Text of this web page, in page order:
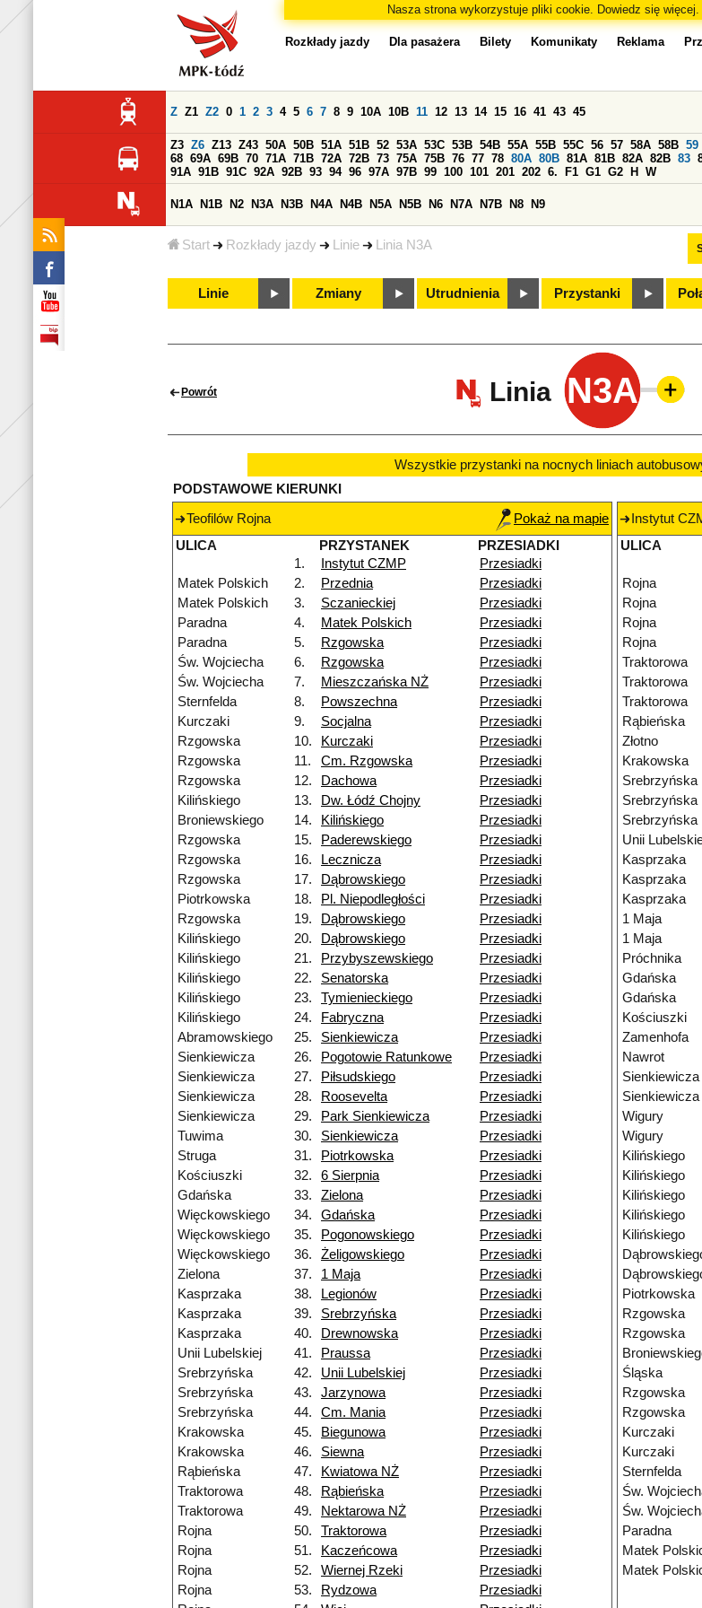
Nasza strona wykorzystuje pliki cookie. Dowiedz się więcej.
Start Rozkłady jazdy Linie Linia N3A
Rozkłady jazdy Dla pasażera Bilety Komunikaty Reklama
Z Z1 Z2 0 1 2 3 4 5 6 7 8 9 10A 10B 11 12 13 14 15 16 41 43 45
Z3 Z6 Z13 Z43 50A 50B 51A 51B 52 53A 53C 53B 54B 55A 55B 55C 56 57 58A 58B 59
68 69A 69B 70 71A 71B 72A 72B 73 75A 75B 76 77 78 80A 80B 81A 81B 82A 82B 83
91A 91B 91C 92A 92B 93 94 96 97A 97B 99 100 101 201 202 6. F1 G1 G2 H W
N1A N1B N2 N3A N3B N4A N4B N5A N5B N6 N7A N7B N8 N9
Linie Zmiany Utrudnienia Przystanki
Powrót Linia N3A
Wszystkie przystanki na nocnych liniach
PODSTAWOWE KIERUNKI
Teofilów Rojna
Pokaż na mapie
ULICA
PRZYSTANEK
PRZESIADKI
1.
Instytut CZMP
Przesiadki
Matek Polskich
2. Przednia
Przesiadki
Matek Polskich
3. Sczanieckiej
Przesiadki
Paradna
4. Matek Polskich
Przesiadki
Paradna
5. Rzgowska
Przesiadki
Św. Wojciecha
6. Rzgowska
Przesiadki
Św. Wojciecha
7. Mieszczańska NŻ
Przesiadki
Sternfelda
8. Powszechna
Przesiadki
Kurczaki
9. Socjalna
Przesiadki
Rzgowska
10. Kurczaki
Przesiadki
Rzgowska
11. Cm. Rzgowska
Przesiadki
Rzgowska
12. Dachowa
Przesiadki
Kilińskiego
13. Dw. Łódź Chojny
Przesiadki
Broniewskiego
14. Kilińskiego
Przesiadki
Rzgowska
15. Paderewskiego
Przesiadki
Rzgowska
16. Lecznicza
Przesiadki
Rzgowska
17. Dąbrowskiego
Przesiadki
Piotrkowska
18. Pl. Niepodległości
Przesiadki
Rzgowska
19. Dąbrowskiego
Przesiadki
Kilińskiego
20. Dąbrowskiego
Przesiadki
Kilińskiego
21. Przybyszewskiego
Przesiadki
Kilińskiego
22. Senatorska
Przesiadki
Kilińskiego
23. Tymienieckiego
Przesiadki
Kilińskiego
24. Fabryczna
Przesiadki
Abramowskiego
25. Sienkiewicza
Przesiadki
Sienkiewicza
26. Pogotowie Ratunkowe
Przesiadki
Sienkiewicza
27. Piłsudskiego
Przesiadki
Sienkiewicza
28. Roosevelta
Przesiadki
Sienkiewicza
29. Park Sienkiewicza
Przesiadki
Tuwima
30. Sienkiewicza
Przesiadki
Struga
31. Piotrkowska
Przesiadki
Kościuszki
32. 6 Sierpnia
Przesiadki
Gdańska
33. Zielona
Przesiadki
Więckowskiego
34. Gdańska
Przesiadki
Więckowskiego
35. Pogonowskiego
Przesiadki
Więckowskiego
36. Żeligowskiego
Przesiadki
Zielona
37. 1 Maja
Przesiadki
Kasprzaka
38. Legionów
Przesiadki
Kasprzaka
39. Srebrzyńska
Przesiadki
Kasprzaka
40. Drewnowska
Przesiadki
Unii Lubelskiej
41. Praussa
Przesiadki
Srebrzyńska
42. Unii Lubelskiej
Przesiadki
Srebrzyńska
43. Jarzynowa
Przesiadki
Srebrzyńska
44. Cm. Mania
Przesiadki
Krakowska
45. Biegunowa
Przesiadki
Krakowska
46. Siewna
Przesiadki
Rąbieńska
47. Kwiatowa NŻ
Przesiadki
Traktorowa
48. Rąbieńska
Przesiadki
Traktorowa
49. Nektarowa NŻ
Przesiadki
Rojna
50. Traktorowa
Przesiadki
Rojna
51. Kaczeńcowa
Przesiadki
Rojna
52. Wiernej Rzeki
Przesiadki
Rojna
53. Rydzowa
Przesiadki
Instytut
ULICA
Rojna
Rojna
Rojna
Rojna
Traktorowa
Traktorowa
Traktorowa
Rąbieńska
Złotno
Krakowska
Srebrzyńska
Srebrzyńska
Srebrzyńska
Unii
Kasprzaka
Kasprzaka
Kasprzaka
1 Maja
1 Maja
Próchnika
Gdańska
Gdańska
Kościuszki
Zamenhofa
Nawrot
Sienkiewicza
Sienkiewicza
Wigury
Wigury
Kilińskiego
Kilińskiego
Kilińskiego
Kilińskiego
Kilińskiego
Piotrkowska
Rzgowska
Rzgowska
Śląska
Rzgowska
Rzgowska
Kurczaki
Kurczaki
Sternfelda
Św.
Św.
Paradna
Matek
Matek